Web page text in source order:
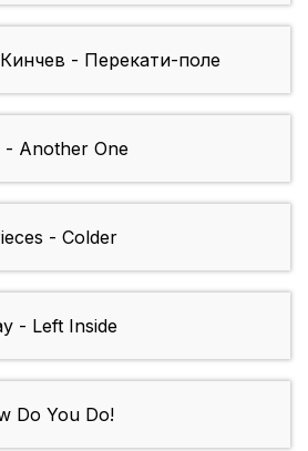
- Перекати-поле
- Another One
- Colder
- Left Inside
Do You Do!